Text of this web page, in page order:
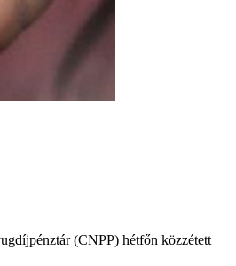
(CNPP) hétfőn közzétett